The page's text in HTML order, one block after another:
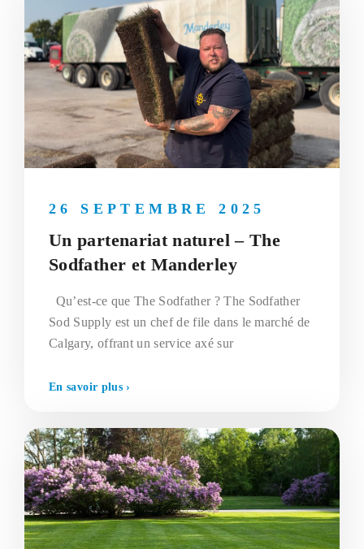
Un partenariat naturel – The
Sodfather et Manderley
26 SEPTEMBRE 2025
Qu’est-ce que The Sodfather ? The Sodfather
Sod Supply est un chef de file dans le marché de
Calgary, offrant un service axé sur
En savoir plus ›